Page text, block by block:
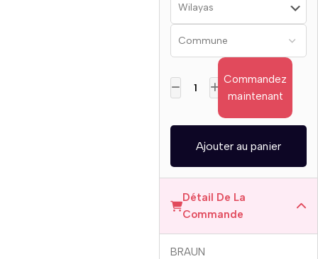
Commandez
maintenant
Ajouter au panier
Détail De La
Commande
BRAUN